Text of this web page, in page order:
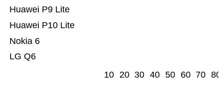
LG Q6
Nokia 6
Huawei P10 Lite
Huawei P9 Lite
10 20 30 40 50 60 70 80